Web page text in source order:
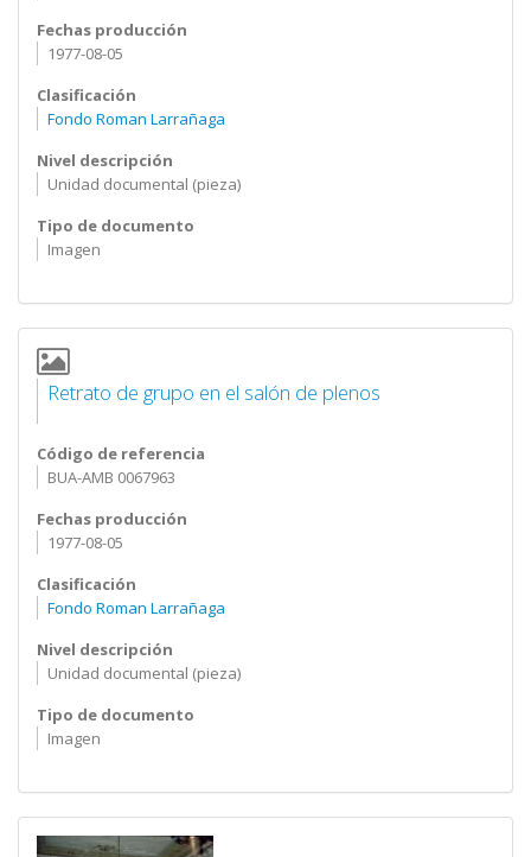
Fechas producción
1977-08-05
Clasificación
Fondo Roman Larrañaga
Nivel descripción
Unidad documental (pieza)
Tipo de documento
Imagen
Retrato de grupo en el salón de plenos
Código de referencia
BUA-AMB 0067963
Fechas producción
1977-08-05
Clasificación
Fondo Roman Larrañaga
Nivel descripción
Unidad documental (pieza)
Tipo de documento
Imagen